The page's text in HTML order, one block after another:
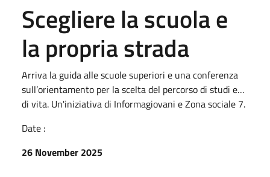
Scegliere la scuola e
la propria strada
Arriva la guida alle scuole superiori e una conferenza
sull’orientamento per la scelta del percorso di studi e…
di vita. Un'iniziativa di Informagiovani e Zona sociale 7.
Date :
26 November 2025